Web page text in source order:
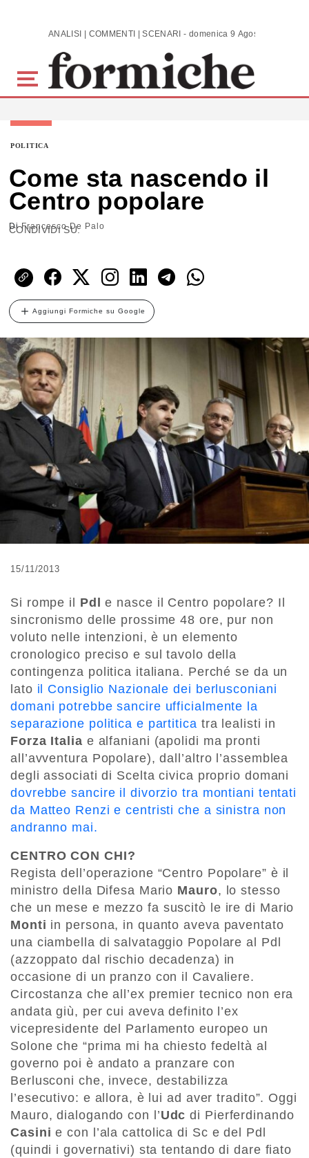
Skip to main content ANALISI | COMMENTI | SCENARI - domenica 9 Agosto 2026
POLITICA
Come sta nascendo il
Centro popolare
DiFrancesco De Palo
CONDIVIDI SU:
Aggiungi Formiche su Google
15/11/2013
Si rompe il Pdl
e nasce il Centro popolare? Il
sincronismo delle prossime 48 ore, pur non
voluto nelle intenzioni, è un elemento
cronologico preciso e sul tavolo della
contingenza politica italiana. Perché se da un
lato il Consiglio Nazionale dei berlusconiani
domani potrebbe sancire ufficialmente la
separazione politica e partitica tra lealisti in
Forza Italia e alfaniani (apolidi ma pronti
all’avventura Popolare), dall’altro l’assemblea
degli associati di Scelta civica proprio domani
dovrebbe sancire il divorzio tra montiani tentati
da Matteo Renzi e centristi che a sinistra non
andranno mai.
CENTRO CON CHI?
Regista dell’operazione “Centro Popolare” è il
ministro della Difesa Mario Mauro, lo stesso
che un mese e mezzo fa suscitò le ire di Mario
Monti in persona, in quanto aveva paventato
una ciambella di salvataggio Popolare al Pdl
(azzoppato dal rischio decadenza) in
occasione di un pranzo con il Cavaliere.
Circostanza che all’ex premier tecnico non era
andata giù, per cui aveva definito l’ex
vicepresidente del Parlamento europeo un
Solone che “prima mi ha chiesto fedeltà al
governo poi è andato a pranzare con
Berlusconi che, invece, destabilizza
l’esecutivo: e allora, è lui ad aver tradito”. Oggi
Mauro, dialogando con l’Udc di Pierferdinando
Casini e con l’ala cattolica di Sc e del Pdl
(quindi i governativi) sta tentando di dare fiato